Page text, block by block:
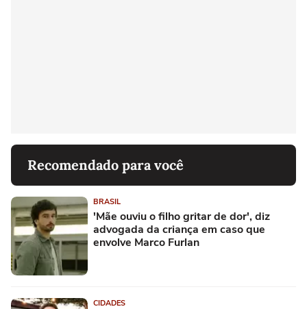
Recomendado para você
BRASIL
'Mãe ouviu o filho gritar de dor', diz
advogada da criança em caso que
envolve Marco Furlan
CIDADES